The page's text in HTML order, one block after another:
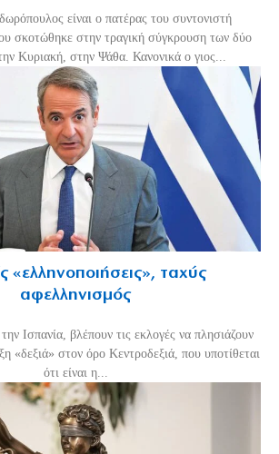
είναι ο πατέρας του συντονιστή
σκοτώθηκε στην τραγική σύγκρουση των δύο
Κυριακή, στην Ψάθα. Κανονικά ο γιος...
«ελληνοποιήσεις», ταχύς
αφελληνισμός
Ισπανία, βλέπουν τις εκλογές να πλησιάζουν
«δεξιά» στον όρο Κεντροδεξιά, που υποτίθεται
ότι είναι η...